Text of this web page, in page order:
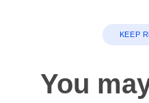
KEEP
You